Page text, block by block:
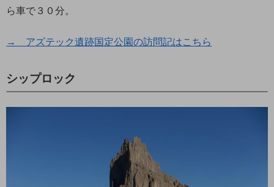
ら車で３０分。
→ アズテック遺跡国定公園の訪問記はこちら
シップロック